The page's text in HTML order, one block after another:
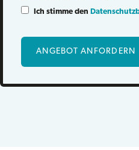
Ich stimme den